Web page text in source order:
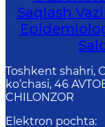
Saqlash
Toshkent shahri,
ko‘chasi, 46
CHILONZOR
Elektron pochta: